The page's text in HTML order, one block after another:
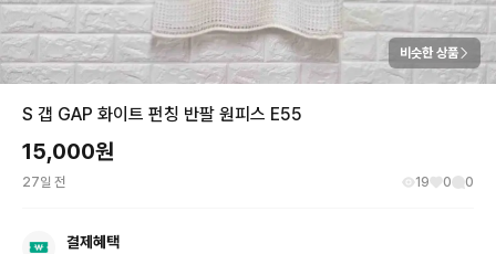
비슷한 상품
S 갭 GAP 화이트 펀칭 반팔 원피스 E55
15,000원
27일 전 19 0 0
결제혜택